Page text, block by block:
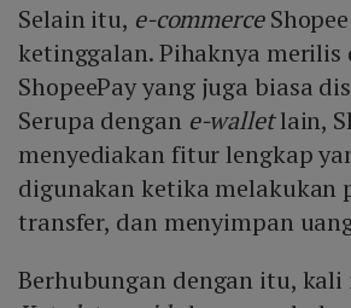
Selain itu, e-commerce
ketinggalan. Pihaknya
ShopeePay yang juga biasa
Serupa dengan e-walletlain,
menyediakan fitur lengkap
digunakan ketika melakukan
transfer, dan menyimpan
Berhubungan dengan itu, kali